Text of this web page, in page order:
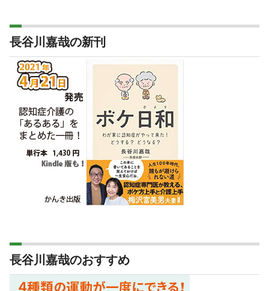
長谷川嘉哉の新刊
長谷川嘉哉のおすすめ